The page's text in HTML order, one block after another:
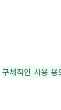
구체적인 사용